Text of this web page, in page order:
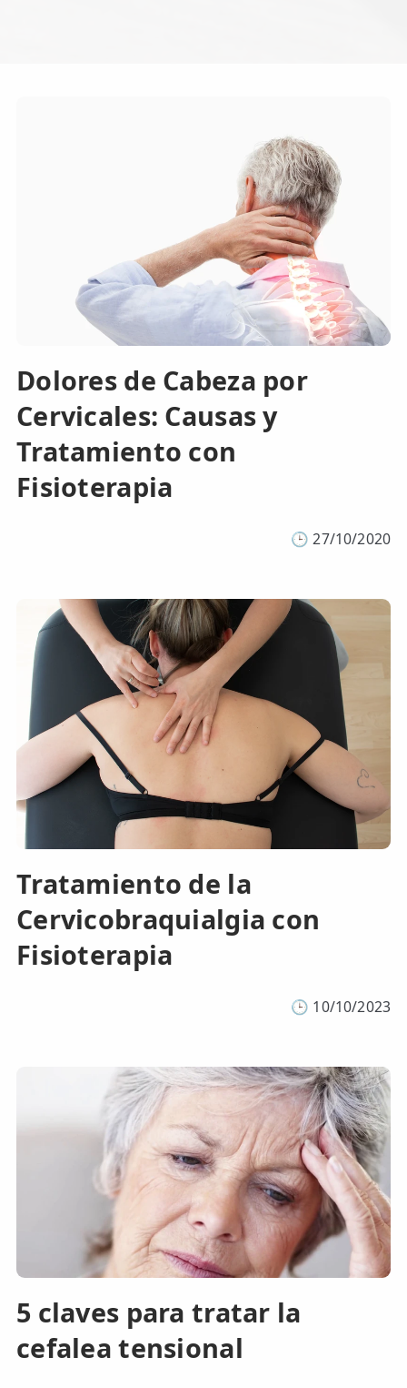
Dolores de Cabeza por
Cervicales: Causas y
Tratamiento con
Fisioterapia
🕒 27/10/2020
Tratamiento de la
Cervicobraquialgia con
Fisioterapia
🕒 10/10/2023
5 claves para tratar la
cefalea tensional